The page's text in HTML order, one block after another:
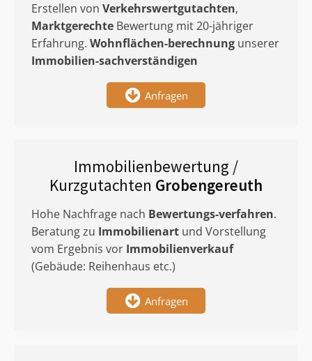
Erstellen von Verkehrswertgutachten,
Marktgerechte Bewertung mit 20-jähriger
Erfahrung. Wohnflächen-berechnung unserer
Immobilien-sachverständigen
Anfragen
Immobilienbewertung /
Kurzgutachten Grobengereuth
Hohe Nachfrage nach Bewertungs-verfahren.
Beratung zu Immobilienart und Vorstellung
vom Ergebnis vor Immobilienverkauf
(Gebäude: Reihenhaus etc.)
Anfragen